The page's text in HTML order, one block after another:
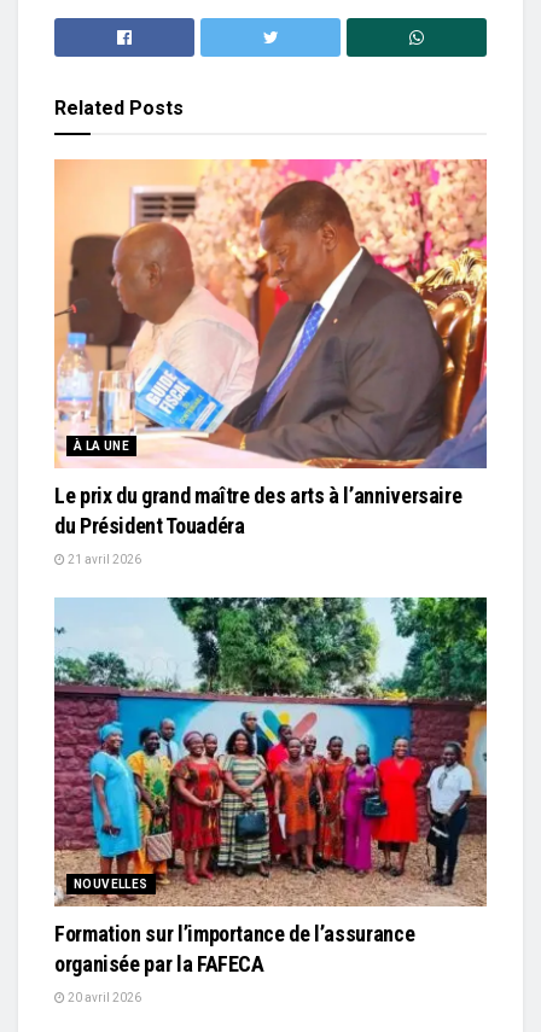
Related Posts
À LA UNE
Le prix du grand maître des arts à l’anniversaire
du Président Touadéra
21 avril 2026
NOUVELLES
Formation sur l’importance de l’assurance
organisée par la FAFECA
20 avril 2026